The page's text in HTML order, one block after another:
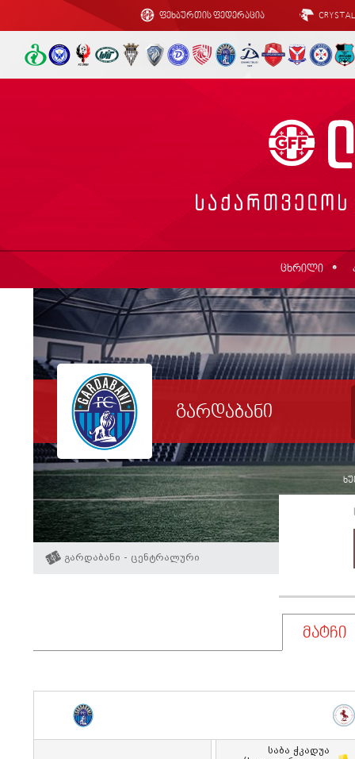
ფეხბურთის ფედერაცია
ცხრილი
გარდაბანი
გარდაბანი - ცენტრალური
მატჩი
Საბა Ჭკადუა